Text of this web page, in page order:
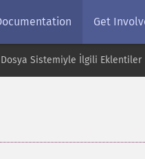
Get
Dosya Sistemiyle İlgili Eklentiler